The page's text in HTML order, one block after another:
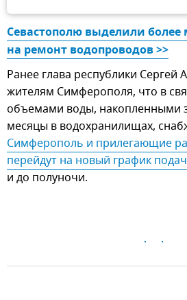
Севастополю выделили
на ремонт водопроводов >>
Ранее глава республики Сергей
жителям Симферополя, что в
объемами воды, накопленными
месяцы в водохранилищах,
Симферополь и прилегающие
перейдут на новый график
и до полуночи.